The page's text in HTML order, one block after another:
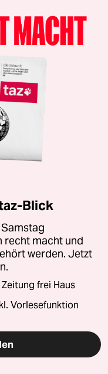
Blick
recht macht und
werden. Jetzt
frei Haus
Vorlesefunktion